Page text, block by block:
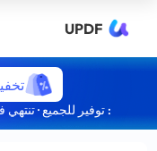
UPDF
: توفير للجميع · تنتهي في 8